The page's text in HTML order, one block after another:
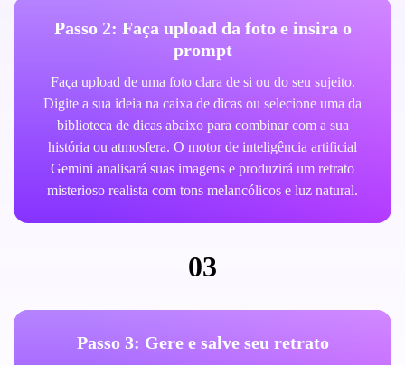
Passo 2: Faça upload da foto e insira o
prompt
Faça upload de uma foto clara de si ou do seu sujeito.
Digite a sua ideia na caixa de dicas ou selecione uma da
biblioteca de dicas abaixo para combinar com a sua
história ou atmosfera. O motor de inteligência artificial
Gemini analisará suas imagens e produzirá um retrato
misterioso realista com tons melancólicos e luz natural.
03
Passo 3: Gere e salve seu retrato